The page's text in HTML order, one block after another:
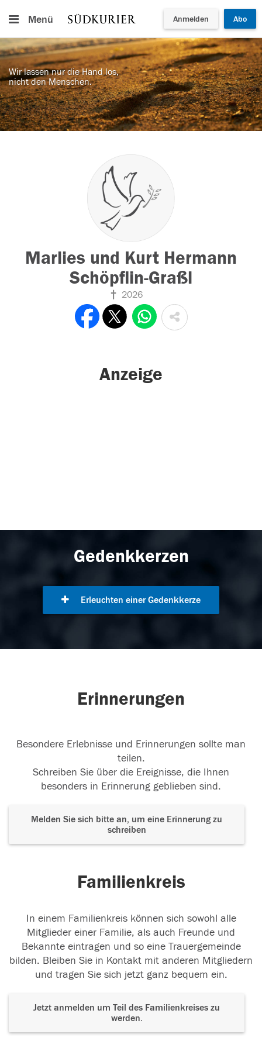
Menü Anmelden Abo
Wir lassen nur die Hand los,
nicht den Menschen.
Marlies und Kurt Hermann
Schöpflin-Graßl
2026
Anzeige
Gedenkkerzen
Erleuchten einer Gedenkkerze
Erinnerungen
Besondere Erlebnisse und Erinnerungen sollte man
teilen.
Schreiben Sie über die Ereignisse, die Ihnen
besonders in Erinnerung geblieben sind.
Melden Sie sich bitte an, um eine Erinnerung zu
schreiben
Familienkreis
In einem Familienkreis können sich sowohl alle
Mitglieder einer Familie, als auch Freunde und
Bekannte eintragen und so eine Trauergemeinde
bilden. Bleiben Sie in Kontakt mit anderen Mitgliedern
und tragen Sie sich jetzt ganz bequem ein.
Jetzt anmelden um Teil des Familienkreises zu
werden.